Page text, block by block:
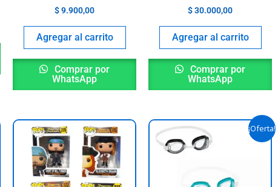
$9.900,00
Agregar al carrito
Comprar por
WhatsApp
$30.000,00
Agregar al carrito
Comprar por
WhatsApp
Este
producto
¡Oferta!
El
precio
original
El
precio
actual
$